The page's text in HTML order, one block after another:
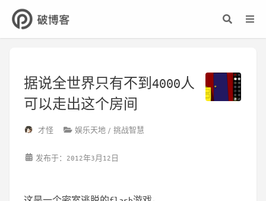
据说全世界只有不到4000人
可以走出这个房间
才怪 娱乐天地 挑战智慧
发布于：2012年3月12日